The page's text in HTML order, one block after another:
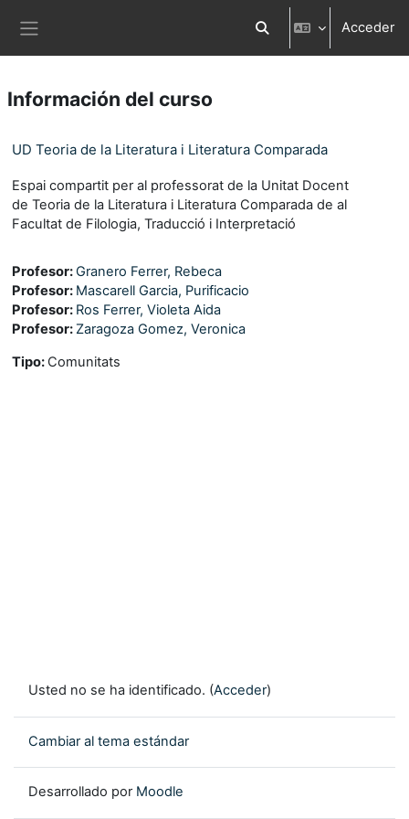
Selector de búsqueda
Acceder
Información del curso
UD Teoria de la Literatura i Literatura Comparada
Espai compartit per al professorat de la Unitat Docent
de Teoria de la Literatura i Literatura Comparada de al
Facultat de Filologia, Traducció i Interpretació
Profesor:Granero Ferrer, Rebeca
Profesor: Mascarell Garcia, Purificacio
Profesor: Ros Ferrer, Violeta Aida
Profesor: Zaragoza Gomez, Veronica
Tipo: Comunitats
Usted no se ha identificado. (Acceder)
Cambiar al tema estándar
Desarrollado por Moodle